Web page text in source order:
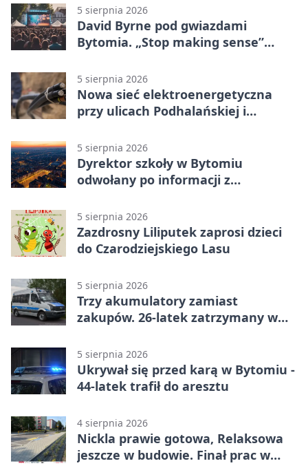
5 sierpnia 2026
David Byrne pod gwiazdami
Bytomia. „Stop making sense”
5 sierpnia 2026
Nowa sieć elektroenergetyczna
przy ulicach Podhalańskiej i
5 sierpnia 2026
Dyrektor szkoły w Bytomiu
odwołany po informacji z
5 sierpnia 2026
Zazdrosny Liliputek zaprosi dzieci
do Czarodziejskiego Lasu
5 sierpnia 2026
Trzy akumulatory zamiast
zakupów. 26-latek zatrzymany w
5 sierpnia 2026
Ukrywał się przed karą w Bytomiu -
44-latek trafił do aresztu
4 sierpnia 2026
Nickla prawie gotowa, Relaksowa
jeszcze w budowie. Finał prac w